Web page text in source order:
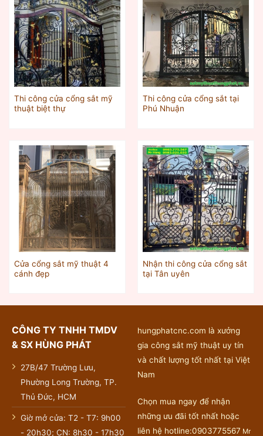
Thi công cửa cổng sắt mỹ
thuật biệt thự
Thi công cửa cổng sắt tại
Phú Nhuận
Cửa cổng sắt mỹ thuật 4
cánh đẹp
Nhận thi công cửa cổng sắt
tại Tân uyên
CÔNG TY TNHH TMDV
& SX HÙNG PHÁT
27B/47 Trường Lưu,
Phường Long Trường, TP.
Thủ Đức, HCM
Giờ mở cửa: T2 - T7: 9h00
- 20h30; CN: 8h30 - 17h30
hungphatcnc.com là xưởng
gia công sắt mỹ thuật uy tín
và chất lượng tốt nhất tại Việt
Nam
Chọn mua ngay để nhận
những ưu đãi tốt nhất hoặc
liên hệ hotline:0903775567 Mr